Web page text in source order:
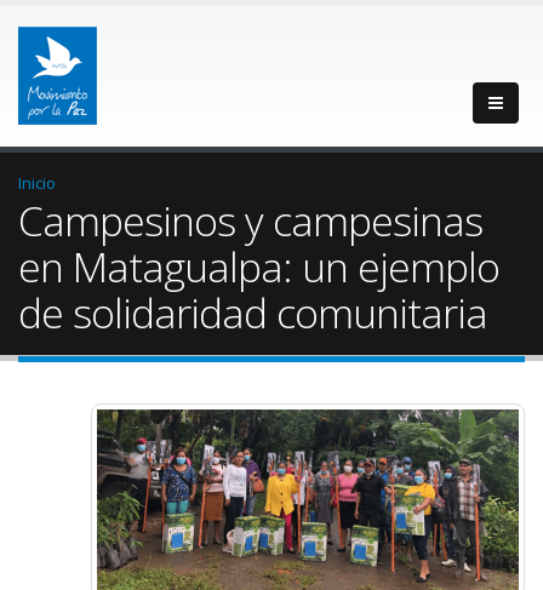
Inicio
Campesinos y campesinas
en Matagualpa: un ejemplo
de solidaridad comunitaria